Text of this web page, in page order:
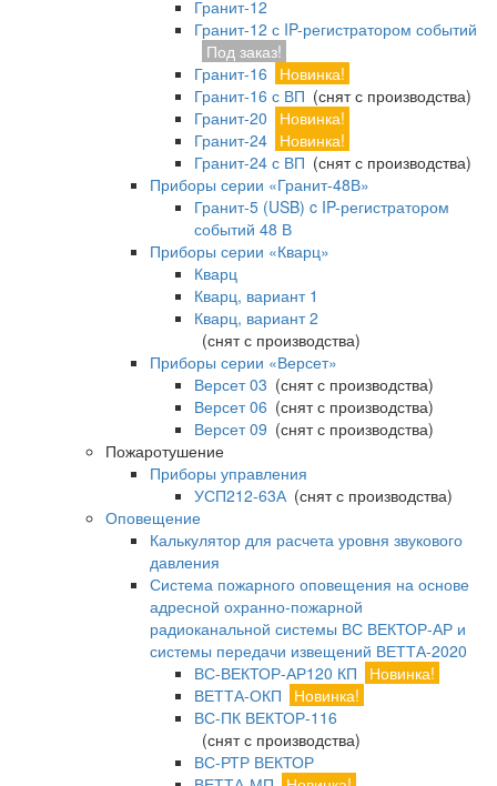
Гранит-12
Гранит-12 с IP-регистратором событий
Под заказ!
Гранит-16
Новинка!
Гранит-16 с ВП (снят с производства)
Гранит-20
Новинка!
Гранит-24 Новинка!
Гранит-24 с ВП (снят с производства)
Приборы серии «Гранит-48В»
Гранит-5 (USB) c IP-регистратором
событий 48 В
Приборы серии «Кварц»
Кварц
Кварц, вариант 1
Кварц, вариант 2
(снят с производства)
Приборы серии «Версет»
Версет 03 (снят с производства)
Версет 06 (снят с производства)
Версет 09 (снят с производства)
Пожаротушение
Приборы управления
УСП212-63А(снят с производства)
Оповещение
Калькулятор для расчета уровня звукового
давления
Система пожарного оповещения на основе
адресной охранно-пожарной
радиоканальной системы ВС ВЕКТОР-АР и
системы передачи извещений ВЕТТА-2020
ВС-ВЕКТОР-АР120 КП
Новинка!
ВЕТТА-ОКП
Новинка!
ВС-ПК ВЕКТОР-116
(снят с производства)
ВС-РТР ВЕКТОР